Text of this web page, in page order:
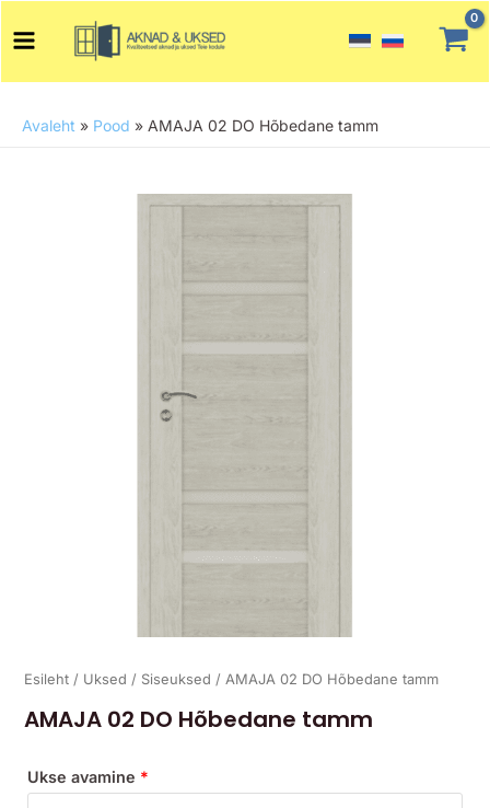
Menu
Avaleht » Pood » AMAJA 02 DO Hõbedane tamm
Esileht/ Uksed / Siseuksed / AMAJA 02 DO Hõbedane tamm
AMAJA 02 DO Hõbedane tamm
Ukse avamine *